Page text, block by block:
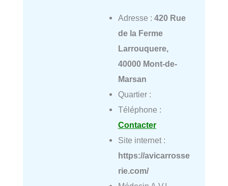
Adresse : 420 Rue
de la Ferme
Larrouquere,
40000 Mont-de-
Marsan
Quartier :
Téléphone :
Contacter
Site internet :
https://avicarrosse
rie.com/